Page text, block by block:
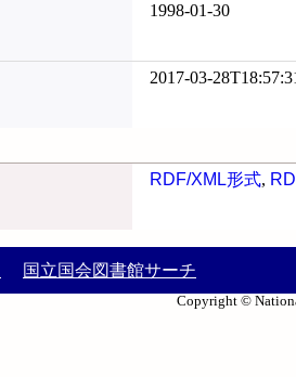
1998-01-30
2017-03-
RDF/XML形式,
国立国会図書館サーチ
Copyright ©